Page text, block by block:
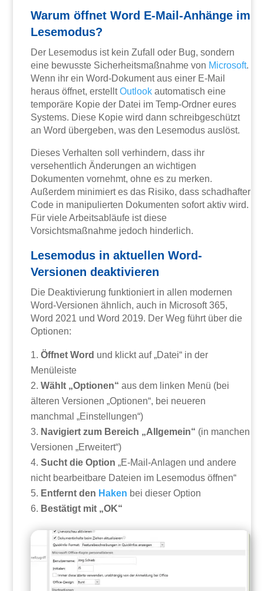
Warum öffnet Word E-Mail-Anhänge im
Lesemodus?
Der Lesemodus ist kein Zufall oder Bug, sondern
eine bewusste Sicherheitsmaßnahme von Microsoft.
Wenn ihr ein Word-Dokument aus einer E-Mail
heraus öffnet, erstelltOutlook automatisch eine
temporäre Kopie der Datei im Temp-Ordner eures
Systems. Diese Kopie wird dann schreibgeschützt
an Word übergeben, was den Lesemodus auslöst.
Dieses Verhalten soll verhindern, dass ihr
versehentlich Änderungen an wichtigen
Dokumenten vornehmt, ohne es zu merken.
Außerdem minimiert es das Risiko, dass schadhafter
Code in manipulierten Dokumenten sofort aktiv wird.
Für viele Arbeitsabläufe ist diese
Vorsichtsmaßnahme jedoch hinderlich.
Lesemodus in aktuellen Word-
Versionen deaktivieren
Die Deaktivierung funktioniert in allen modernen
Word-Versionen ähnlich, auch in Microsoft 365,
Word 2021 und Word 2019. Der Weg führt über die
Optionen:
Öffnet Word und klickt auf „Datei“ in der
Menüleiste
Wählt „Optionen“ aus dem linken Menü (bei
älteren Versionen „Optionen“, bei neueren
manchmal „Einstellungen“)
Navigiert zum Bereich „Allgemein“ (in manchen
Versionen „Erweitert“)
Sucht die Option „E-Mail-Anlagen und andere
nicht bearbeitbare Dateien im Lesemodus öffnen“
Entfernt den Haken bei dieser Option
Bestätigt mit „OK“